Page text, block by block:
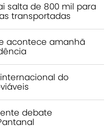
salta de 800 mil para
transportadas
acontece amanhã
do
debate